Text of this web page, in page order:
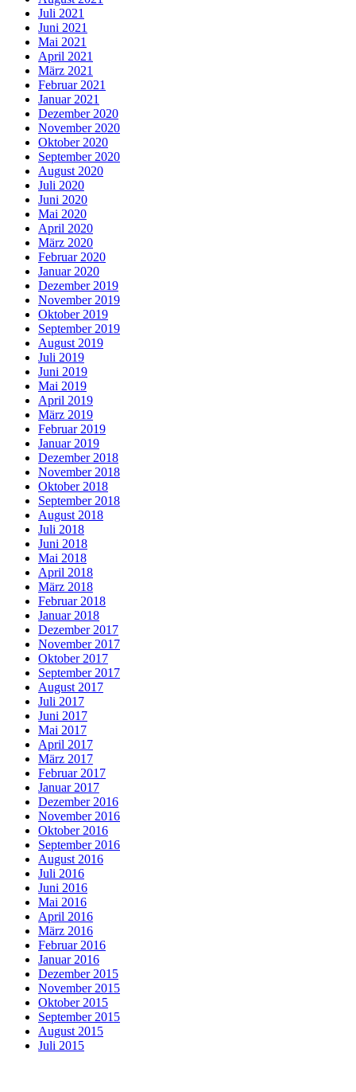
Juli 2021
Juni 2021
Mai 2021
April 2021
März 2021
Februar 2021
Januar 2021
Dezember 2020
November 2020
Oktober 2020
September 2020
August 2020
Juli 2020
Juni 2020
Mai 2020
April 2020
März 2020
Februar 2020
Januar 2020
Dezember 2019
November 2019
Oktober 2019
September 2019
August 2019
Juli 2019
Juni 2019
Mai 2019
April 2019
März 2019
Februar 2019
Januar 2019
Dezember 2018
November 2018
Oktober 2018
September 2018
August 2018
Juli 2018
Juni 2018
Mai 2018
April 2018
März 2018
Februar 2018
Januar 2018
Dezember 2017
November 2017
Oktober 2017
September 2017
August 2017
Juli 2017
Juni 2017
Mai 2017
April 2017
März 2017
Februar 2017
Januar 2017
Dezember 2016
November 2016
Oktober 2016
September 2016
August 2016
Juli 2016
Juni 2016
Mai 2016
April 2016
März 2016
Februar 2016
Januar 2016
Dezember 2015
November 2015
Oktober 2015
September 2015
August 2015
Juli 2015